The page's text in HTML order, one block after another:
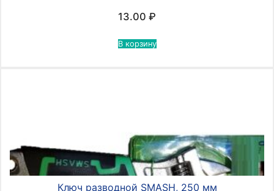
13.00 ₽
В корзину
Ключ разводной SMASH, 250 мм